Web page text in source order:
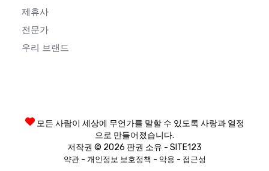
제휴사
전문가
우리 브랜드
모든 사람이 세상에 무언가를 말할 수 있도록 사랑과 열정
으로 만들어졌습니다.
저작권 © 2026 판권 소유 - SITE123
약관- 개인정보 보호정책 - 악용 - 접근성